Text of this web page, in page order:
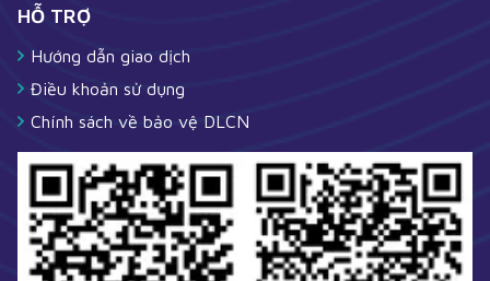
HỖ TRỢ
Hướng dẫn giao dịch
Điều khoản sử dụng
Chính sách về bảo vệ DLCN